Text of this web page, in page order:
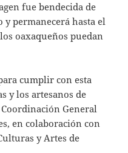
fue bendecida de
permanecerá hasta el
oaxaqueños puedan
cumplir con esta
y los artesanos de
General
en colaboración con
y Artes de